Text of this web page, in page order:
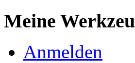
Meine
Anmelden